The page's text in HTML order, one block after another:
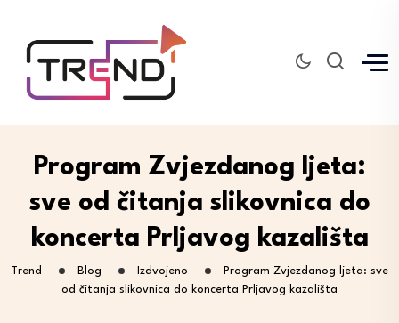
Program Zvjezdanog ljeta:
sve od čitanja slikovnica do
koncerta Prljavog kazališta
Trend Blog Izdvojeno
Program Zvjezdanog ljeta: sve
od čitanja slikovnica do koncerta Prljavog kazališta